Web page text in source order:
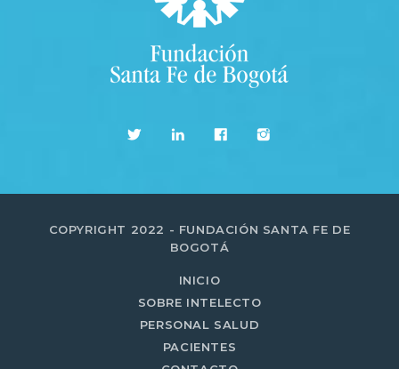
COPYRIGHT 2022 - FUNDACIÓN SANTA FE DE
BOGOTÁ
INICIO
SOBRE INTELECTO
PERSONAL SALUD
PACIENTES